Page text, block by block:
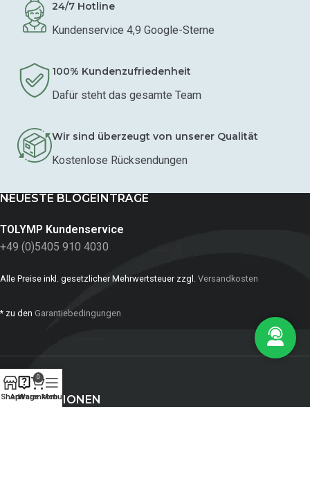
24/7 Hotline
Kundenservice 4,9 Google-Sterne
100% Kundenzufriedenheit
Dafür steht das gesamte Team
Wir sind überzeugt von unserer Qualität
Kostenlose Rücksendungen
NEUESTE BLOGEINTRÄGE
TOLYMP Kundenservice
+49 (0)5405 910 4030
Alle Preise inkl. gesetzlicher Mehrwertsteuer zzgl. Versandkosten
* zu den Garantiebedingungen
INFORMATIONEN
ShopAnfrage
0
Warenkorb
Menu